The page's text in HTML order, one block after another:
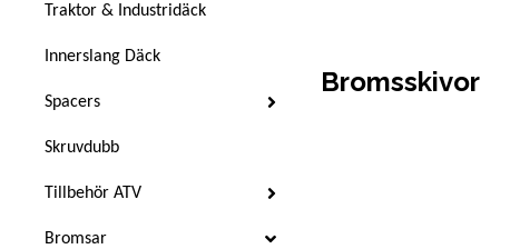
Traktor & Industridäck
Innerslang Däck
Spacers
Skruvdubb
Tillbehör ATV
Bromsar
Bromsskivor